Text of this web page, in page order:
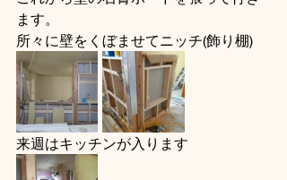
ます。
所々に壁をくぼませてニッチ(飾り棚)
来週はキッチンが入ります